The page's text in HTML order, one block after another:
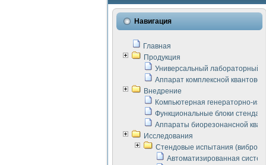
Навигация
Главная
Продукция
Универсальный лабораторный
Аппарат комплексной
Внедрение
Компьютерная генераторно-
Функциональные блоки стенда
Аппараты биорезонансной
Исследования
Стендовые испытания
Автоматизированная